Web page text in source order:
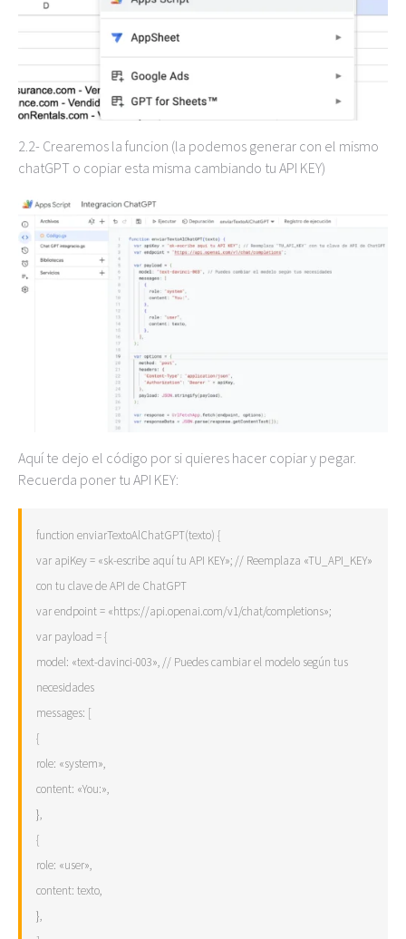
2.2- Crearemos la funcion (la podemos generar con el mismo
chatGPT o copiar esta misma cambiando tu API KEY)
Aquí te dejo el código por si quieres hacer copiar y pegar.
Recuerda poner tu API KEY:
function enviarTextoAlChatGPT(texto) {
var apiKey = «sk-escribe aquí tu API KEY»; // Reemplaza «TU_API_KEY»
con tu clave de API de ChatGPT
var endpoint = «https://api.openai.com/v1/chat/completions»;
var payload = {
model: «text-davinci-003», // Puedes cambiar el modelo según tus
necesidades
messages: [
{
role: «system»,
content: «You:»,
},
{
role: «user»,
content: texto,
},